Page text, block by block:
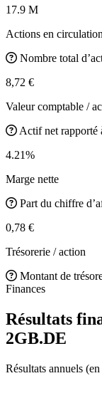
17.9 M
Actions en circulation
Nombre total
8,72 €
Valeur comptable /
Actif net rapporté
4.21%
Marge nette
Part du chiffre
0,78 €
Trésorerie / action
Montant de
Finances
Résultats
2GB.DE
Résultats annuels